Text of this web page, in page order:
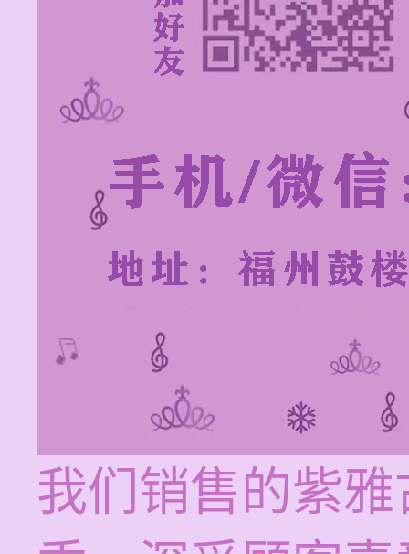
我们销售的紫